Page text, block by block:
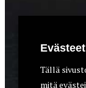
Evästeet
Tällä
mitä